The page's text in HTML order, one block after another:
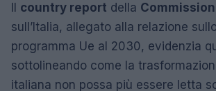
country report della
sull’Italia, allegato alla relazione
programma Ue al 2030, evidenzia
sottolineando come la
italiana non possa più essere letta